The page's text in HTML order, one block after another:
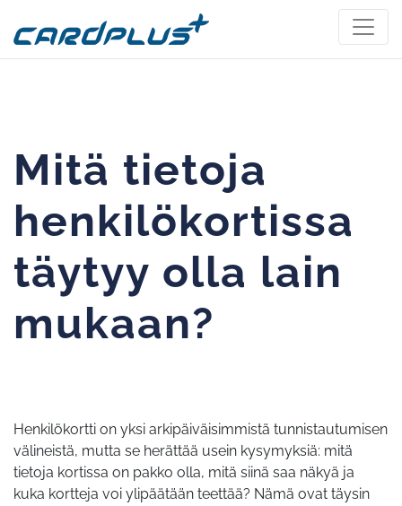
Mitä tietoja
henkilökortissa
täytyy olla lain
mukaan?
Henkilökortti on yksi arkipäiväisimmistä tunnistautumisen
välineistä, mutta se herättää usein kysymyksiä: mitä
tietoja kortissa on pakko olla, mitä siinä saa näkyä ja
kuka kortteja voi ylipäätään teettää? Nämä ovat täysin